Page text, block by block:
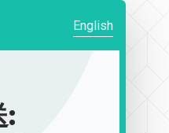
English
: